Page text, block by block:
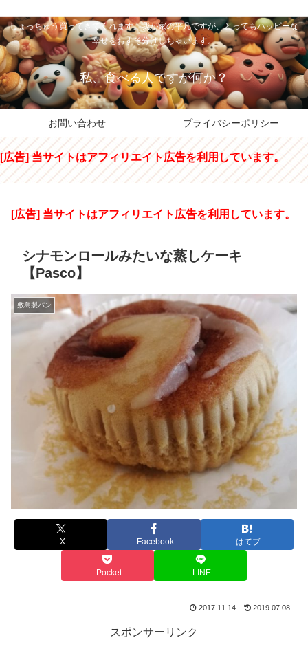
しょっちゅう買ってきてくれます。我が家の平凡ですが、とってもハッピーな
幸せをおすそ分けしちゃいます。
私、食べる人ですが何か？
お問い合わせ プライバシーポリシー
[広告] 当サイトはアフィリエイト広告を利用しています。
[広告] 当サイトはアフィリエイト広告を利用しています。
シナモンロールみたいな蒸しケーキ
【Pasco】
敷島製パン
X Facebook はてブ
Pocket LINE
2017.11.14 2019.07.08
スポンサーリンク